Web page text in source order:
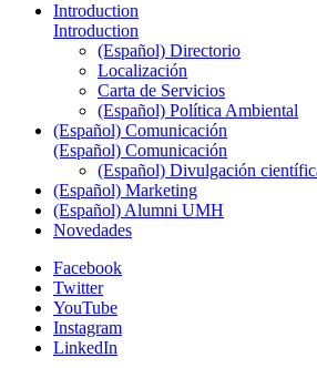
Introduction
Introduction
(Español) Directorio
Localización
Carta de Servicios
(Español) Política Ambiental
(Español) Comunicación
(Español) Comunicación
(Español) Divulgación
(Español) Marketing
(Español) Alumni UMH
Novedades
Facebook
Twitter
YouTube
Instagram
LinkedIn